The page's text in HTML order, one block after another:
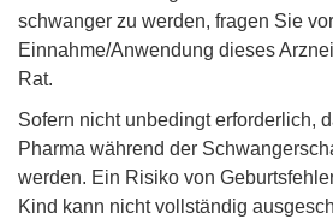
schwanger zu werden, fragen Sie
Einnahme/Anwendung dieses
Rat.
Sofern nicht unbedingt erforderlich,
Pharma während der
werden. Ein Risiko von
Kind kann nicht vollständig